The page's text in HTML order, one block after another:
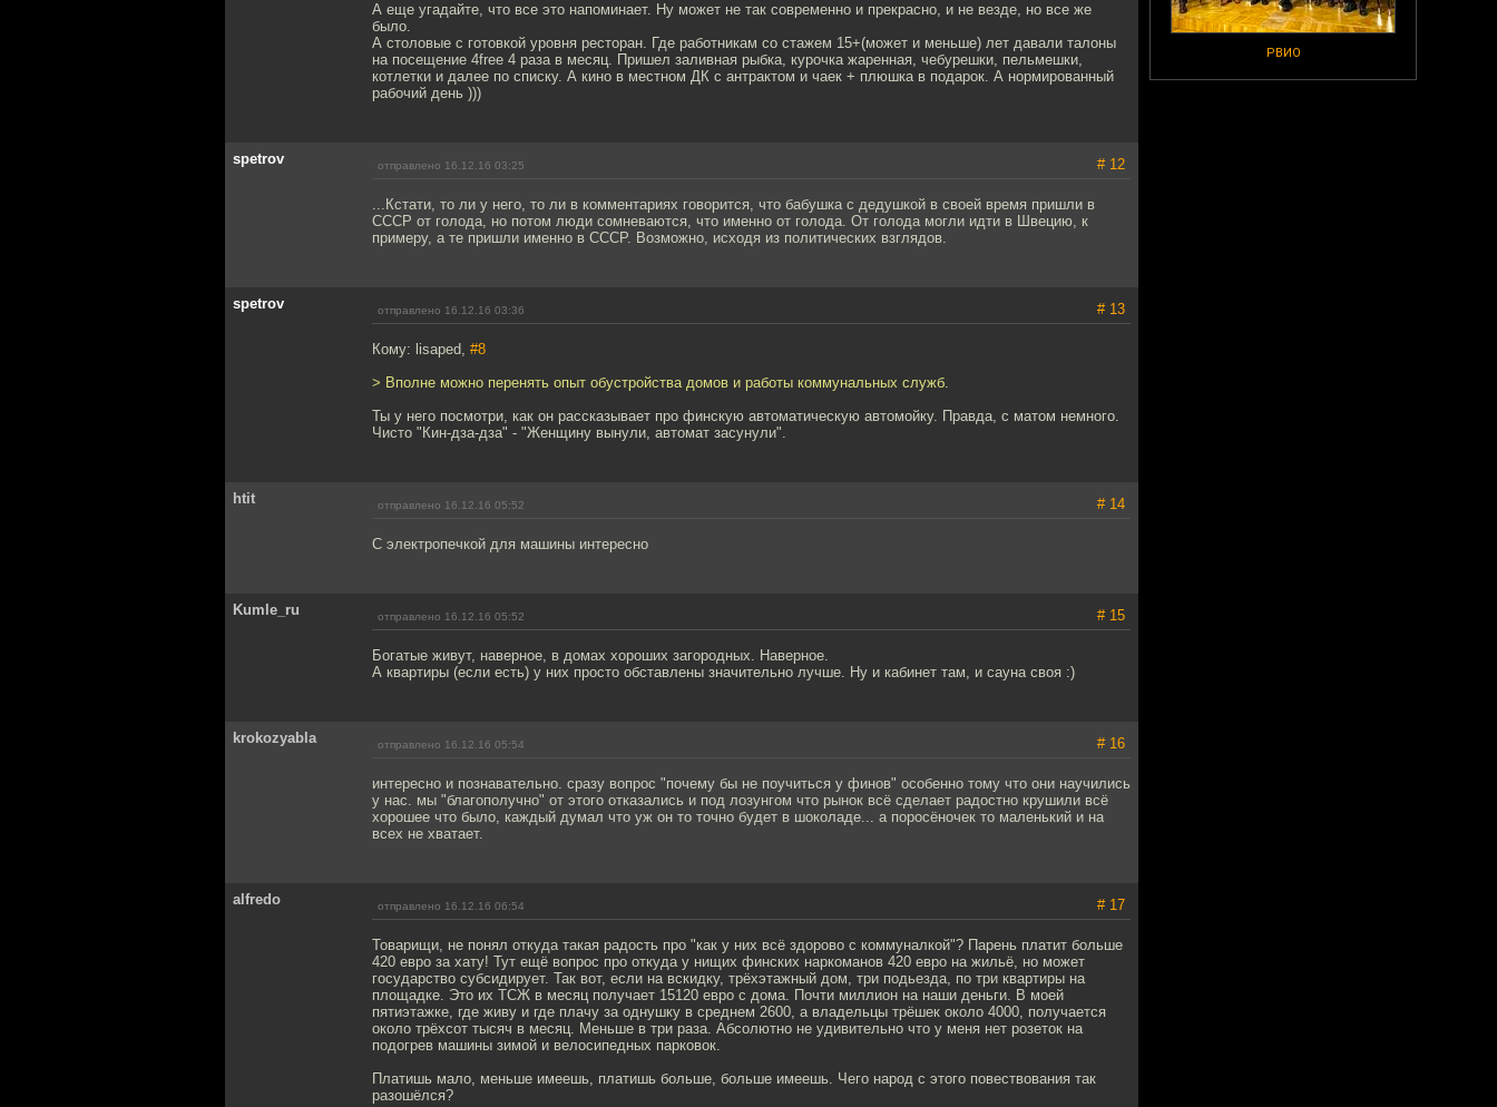
РВИО
А еще угадайте, что все это напоминает. Ну может не так современно и прекрасно, и не везде, но все же
было.
А столовые с готовкой уровня ресторан. Где работникам со стажем 15+(может и меньше) лет давали талоны
на посещение 4free 4 раза в месяц. Пришел заливная рыбка, курочка жаренная, чебурешки, пельмешки,
котлетки и далее по списку. А кино в местном ДК с антрактом и чаек + плюшка в подарок. А нормированный
рабочий день )))
spetrov отправлено 16.12.16 03:25 # 12
...Кстати, то ли у него, то ли в комментариях говорится, что бабушка с дедушкой в своей время пришли в
СССР от голода, но потом люди сомневаются, что именно от голода. От голода могли идти в Швецию, к
примеру, а те пришли именно в СССР. Возможно, исходя из политических взглядов.
spetrov отправлено 16.12.16 03:36 # 13
Кому: lisaped, #8
> Вполне можно перенять опыт обустройства домов и работы коммунальных служб.
Ты у него посмотри, как он рассказывает про финскую автоматическую автомойку. Правда, с матом немного.
Чисто "Кин-дза-дза" - "Женщину вынули, автомат засунули".
htit отправлено 16.12.16 05:52 # 14
С электропечкой для машины интересно
Kumle_ru отправлено 16.12.16 05:52 # 15
Богатые живут, наверное, в домах хороших загородных. Наверное.
А квартиры (если есть) у них просто обставлены значительно лучше. Ну и кабинет там, и сауна своя :)
krokozyabla отправлено 16.12.16 05:54 # 16
интересно и познавательно. сразу вопрос "почему бы не поучиться у финов" особенно тому что они научились
у нас. мы "благополучно" от этого отказались и под лозунгом что рынок всё сделает радостно крушили всё
хорошее что было, каждый думал что уж он то точно будет в шоколаде... а поросёночек то маленький и на
всех не хватает.
alfredo отправлено 16.12.16 06:54 # 17
Товарищи, не понял откуда такая радость про "как у них всё здорово с коммуналкой"? Парень платит больше
420 евро за хату! Тут ещё вопрос про откуда у нищих финских наркоманов 420 евро на жильё, но может
государство субсидирует. Так вот, если на вскидку, трёхэтажный дом, три подьезда, по три квартиры на
площадке. Это их ТСЖ в месяц получает 15120 евро с дома. Почти миллион на наши деньги. В моей
пятиэтажке, где живу и где плачу за однушку в среднем 2600, а владельцы трёшек около 4000, получается
около трёхсот тысяч в месяц. Меньше в три раза. Абсолютно не удивительно что у меня нет розеток на
подогрев машины зимой и велосипедных парковок.
Платишь мало, меньше имеешь, платишь больше, больше имеешь. Чего народ с этого повествования так
разошёлся?